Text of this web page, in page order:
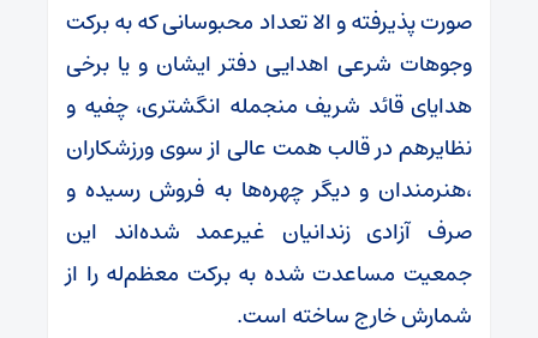
صورت پذیرفته و الا تعداد محبوسانی که به برکت
وجوهات شرعی اهدایی دفتر ایشان و یا برخی
هدایای قائد شریف منجمله انگشتری، چفیه و
نظایرهم در قالب همت عالی از سوی ورزشکاران
،هنرمندان و دیگر چهره‌ها به فروش رسیده و
صرف آزادی زندانیان غیرعمد شده‌اند این
جمعیت مساعدت شده به برکت معظم‌له را از
شمارش خارج ساخته است.